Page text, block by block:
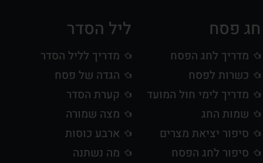
חג פסח
מדריך לחג הפסח
כשרות לפסח
מדריך לימי חול המועד
שמות החג
סיפור יציאת מצרים
סיפור לחג הפסח
ליל הסדר
מדריך לליל הסדר
הגדה של פסח
קערת הסדר
מצה שמורה
ארבע כוסות
מה נשתנה